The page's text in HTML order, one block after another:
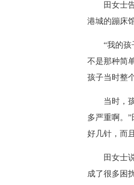
田女士告
港城的蹦床
“我的孩子
不是那种简
孩子当时整
当时，孩
多严重啊。
好几针，而
田女士说
成了很多困